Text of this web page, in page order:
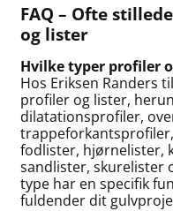
FAQ – Ofte
og lister
Hvilke typer profiler
Hos Eriksen Randers
profiler og lister,
dilatationsprofiler,
fodlister, hjørnelister,
sandlister, skurelister
type har en specifik
fuldender dit